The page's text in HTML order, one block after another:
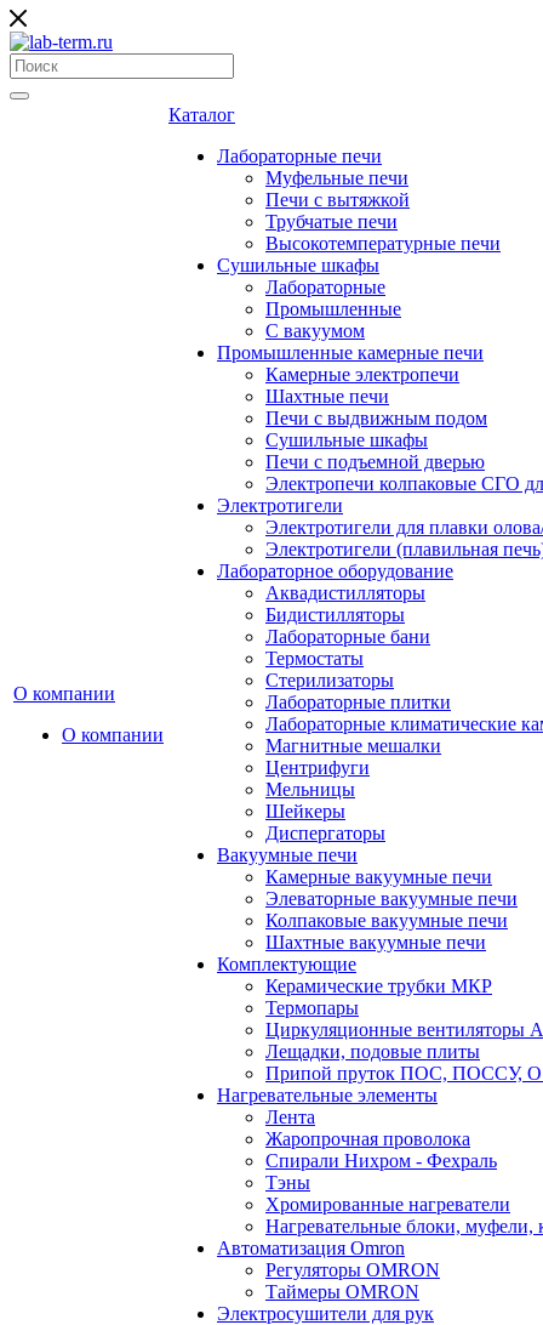
О компании
О компании
Каталог
Лабораторные печи
Муфельные печи
Печи с вытяжкой
Трубчатые печи
Высокотемпературные печи
Сушильные шкафы
Лабораторные
Промышленные
С вакуумом
Промышленные камерные печи
Камерные электропечи
Шахтные печи
Печи с выдвижным подом
Сушильные шкафы
Печи с подъемной дверью
Электропечи колпаковые СГО
Электротигели
Электротигели для плавки
Электротигели (плавильная
Лабораторное оборудование
Аквадистилляторы
Бидистилляторы
Лабораторные бани
Термостаты
Стерилизаторы
Лабораторные плитки
Лабораторные климатические
Магнитные мешалки
Центрифуги
Мельницы
Шейкеры
Диспергаторы
Вакуумные печи
Камерные вакуумные печи
Элеваторные вакуумные печи
Колпаковые вакуумные печи
Шахтные вакуумные печи
Комплектующие
Керамические трубки МКР
Термопары
Циркуляционные вентиляторы
Лещадки, подовые плиты
Припой пруток ПОС, ПОССУ,
Нагревательные элементы
Лента
Жаропрочная проволока
Спирали Нихром - Фехраль
Тэны
Хромированные нагреватели
Нагревательные блоки, муфели,
Автоматизация Omron
Регуляторы OMRON
Таймеры OMRON
Электросушители для рук